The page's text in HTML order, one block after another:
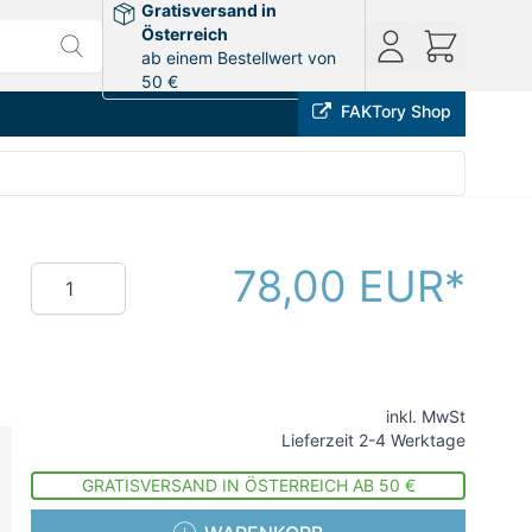
Gratisversand in
Österreich
ab einem Bestellwert von
50 €
FAKTory Shop
Menge 78,00 EUR
inkl. MwSt
Lieferzeit 2-4 Werktage
GRATISVERSAND IN ÖSTERREICH AB 50 €